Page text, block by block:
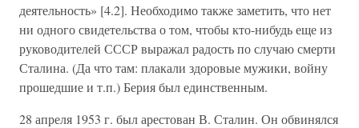
деятельность» [4.2]. Необходимо также заметить, что нет
ни одного свидетельства о том, чтобы кто-нибудь еще из
руководителей СССР выражал радость по случаю смерти
Сталина. (Да что там: плакали здоровые мужики, войну
прошедшие и т.п.) Берия был единственным.
28 апреля 1953 г. был арестован В. Сталин. Он обвинялся